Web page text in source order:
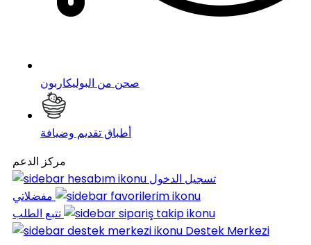
صحن من البوليكاربون
أطباق تقديم وضيافة
مركز الدعم
تسجيل الدخول
مفضلاتي
تتبع الطلب
Destek Merkezi